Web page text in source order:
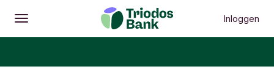
Openen
Hoofdmenu Inloggen